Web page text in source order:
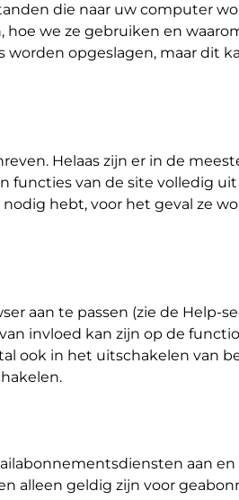
die naar uw computer
we ze gebruiken en
opgeslagen, maar dit
Helaas zijn er in de
van de site volledig
hebt, voor het geval ze
aan te passen (zie de Help-
invloed kan zijn op de
ook in het uitschakelen van
aan
alleen geldig zijn voor